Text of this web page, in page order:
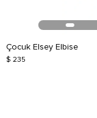
Çocuk Elsey Elbise
$ 235